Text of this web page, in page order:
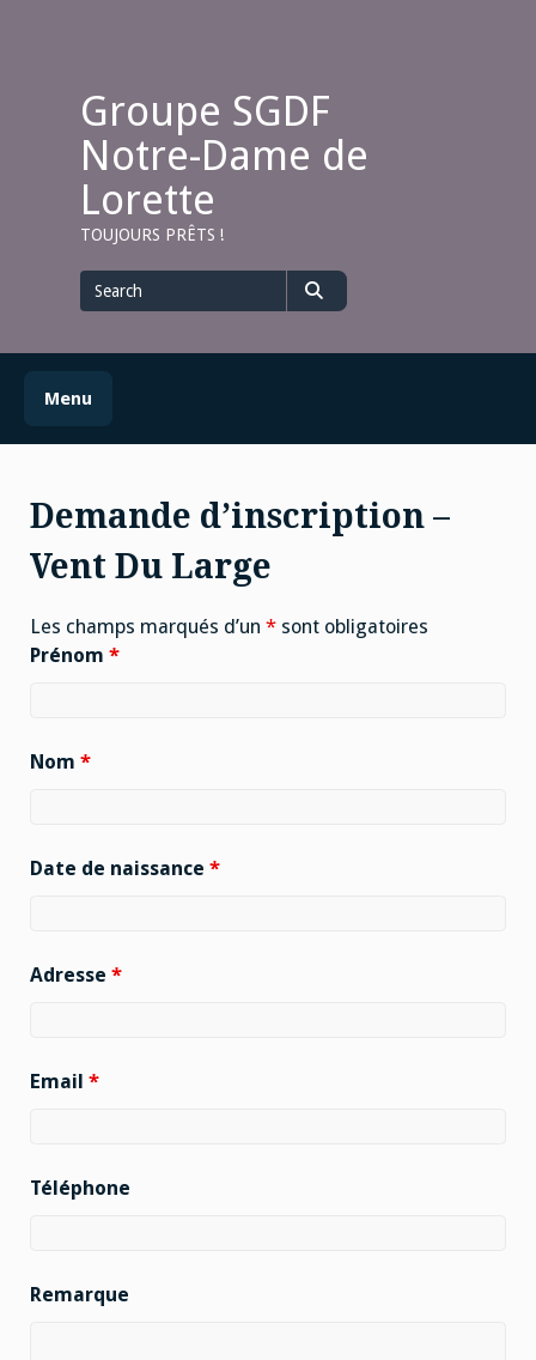
Groupe SGDF
Notre-Dame de
Lorette
TOUJOURS PRÊTS !
for
Menu
Demande d’inscription –
Vent Du Large
Les champs marqués d’un * sont obligatoires
Prénom *
Nom *
Date de naissance *
Adresse *
Email *
Téléphone
Remarque